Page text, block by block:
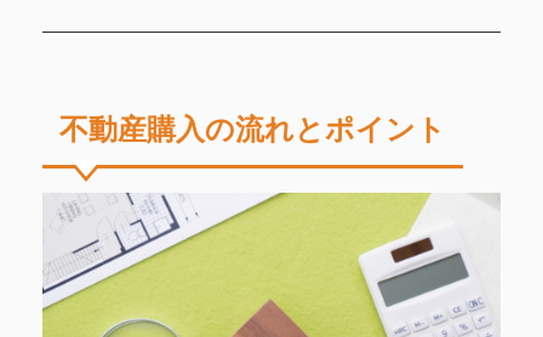
不動産購入の流れとポイント